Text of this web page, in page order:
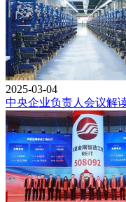
2025-03-04
中央企业负责人会议解